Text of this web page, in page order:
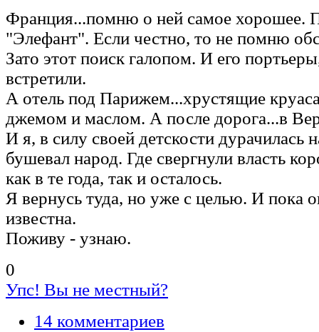
Франция...помню о ней самое хорошее.
"Элефант". Если честно, то не помню
Зато этот поиск галопом. И его
встретили.
А отель под Парижем...хрустящие
джемом и маслом. А после дорога...в
И я, в силу своей детскости дурачилась
бушевал народ. Где свергнули власть
как в те года, так и осталось.
Я вернусь туда, но уже с целью. И пока
известна.
Поживу - узнаю.
0
Упс! Вы не местный?
14 комментариев